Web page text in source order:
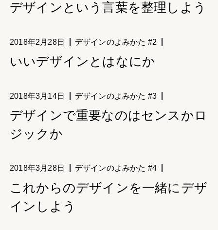
デザインという言葉を整理しよう
2018年2月28日 デザインのよみかた #2
いいデザインとはなにか
2018年3月14日 デザインのよみかた #3
デザインで重要なのはセンスかロ
ジックか
2018年3月28日 デザインのよみかた #4
これからのデザインを一緒にデザ
インしよう